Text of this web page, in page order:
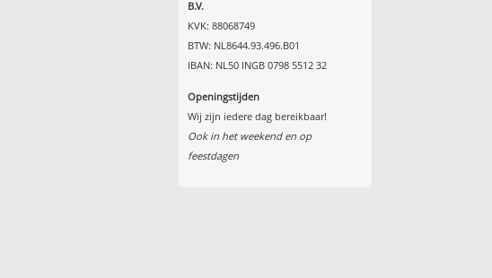
B.V.
KVK: 88068749
BTW: NL8644.93.496.B01
IBAN: NL50 INGB 0798 5512 32
Openingstijden
Wij zijn iedere dag bereikbaar!
Ook in het weekend en op
feestdagen